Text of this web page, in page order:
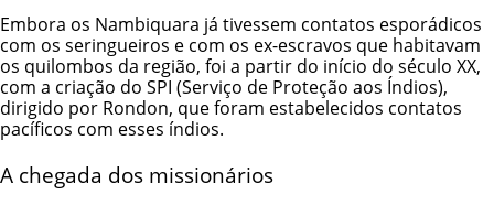
Embora os Nambiquara já tivessem contatos esporádicos
com os seringueiros e com os ex-escravos que habitavam
os quilombos da região, foi a partir do início do século XX,
com a criação do SPI (Serviço de Proteção aos Índios),
dirigido por Rondon, que foram estabelecidos contatos
pacíficos com esses índios.
A chegada dos missionários